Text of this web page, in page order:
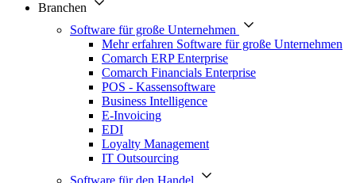
Branchen
Software für große Unternehmen
Mehr erfahren Software für große Unternehmen
Comarch ERP Enterprise
Comarch Financials Enterprise
POS - Kassensoftware
Business Intelligence
E-Invoicing
EDI
Loyalty Management
IT Outsourcing
Software für den Handel